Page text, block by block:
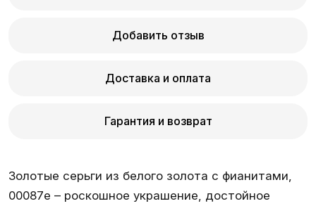
Добавить отзыв
Доставка и оплата
Гарантия и возврат
Золотые серьги из белого золота с фианитами,
00087e – роскошное украшение, достойное